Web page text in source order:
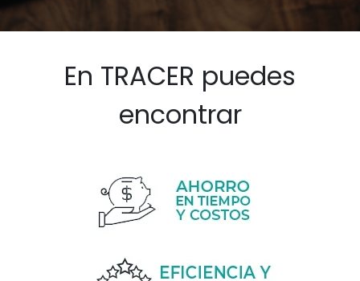
En TRACER puedes
encontrar